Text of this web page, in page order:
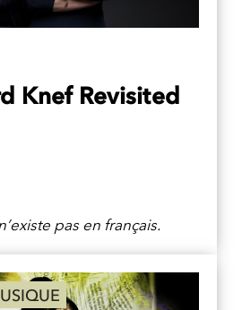
Knef Revisited
pas en français.